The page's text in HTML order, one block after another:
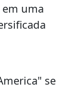
uma
se